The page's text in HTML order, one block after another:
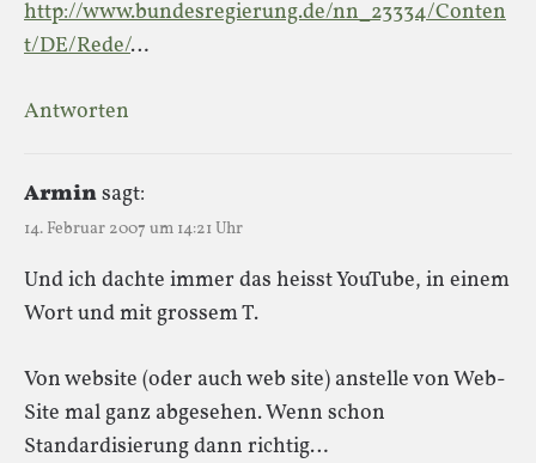
http://www.bundesregierung.de/nn_23334/Conten
t/DE/Rede/…
Antworten
Arminsagt:
14. Februar 2007 um 14:21 Uhr
Und ich dachte immer das heisst YouTube, in einem
Wort und mit grossem T.
Von website (oder auch web site) anstelle von Web-
Site mal ganz abgesehen. Wenn schon
Standardisierung dann richtig…